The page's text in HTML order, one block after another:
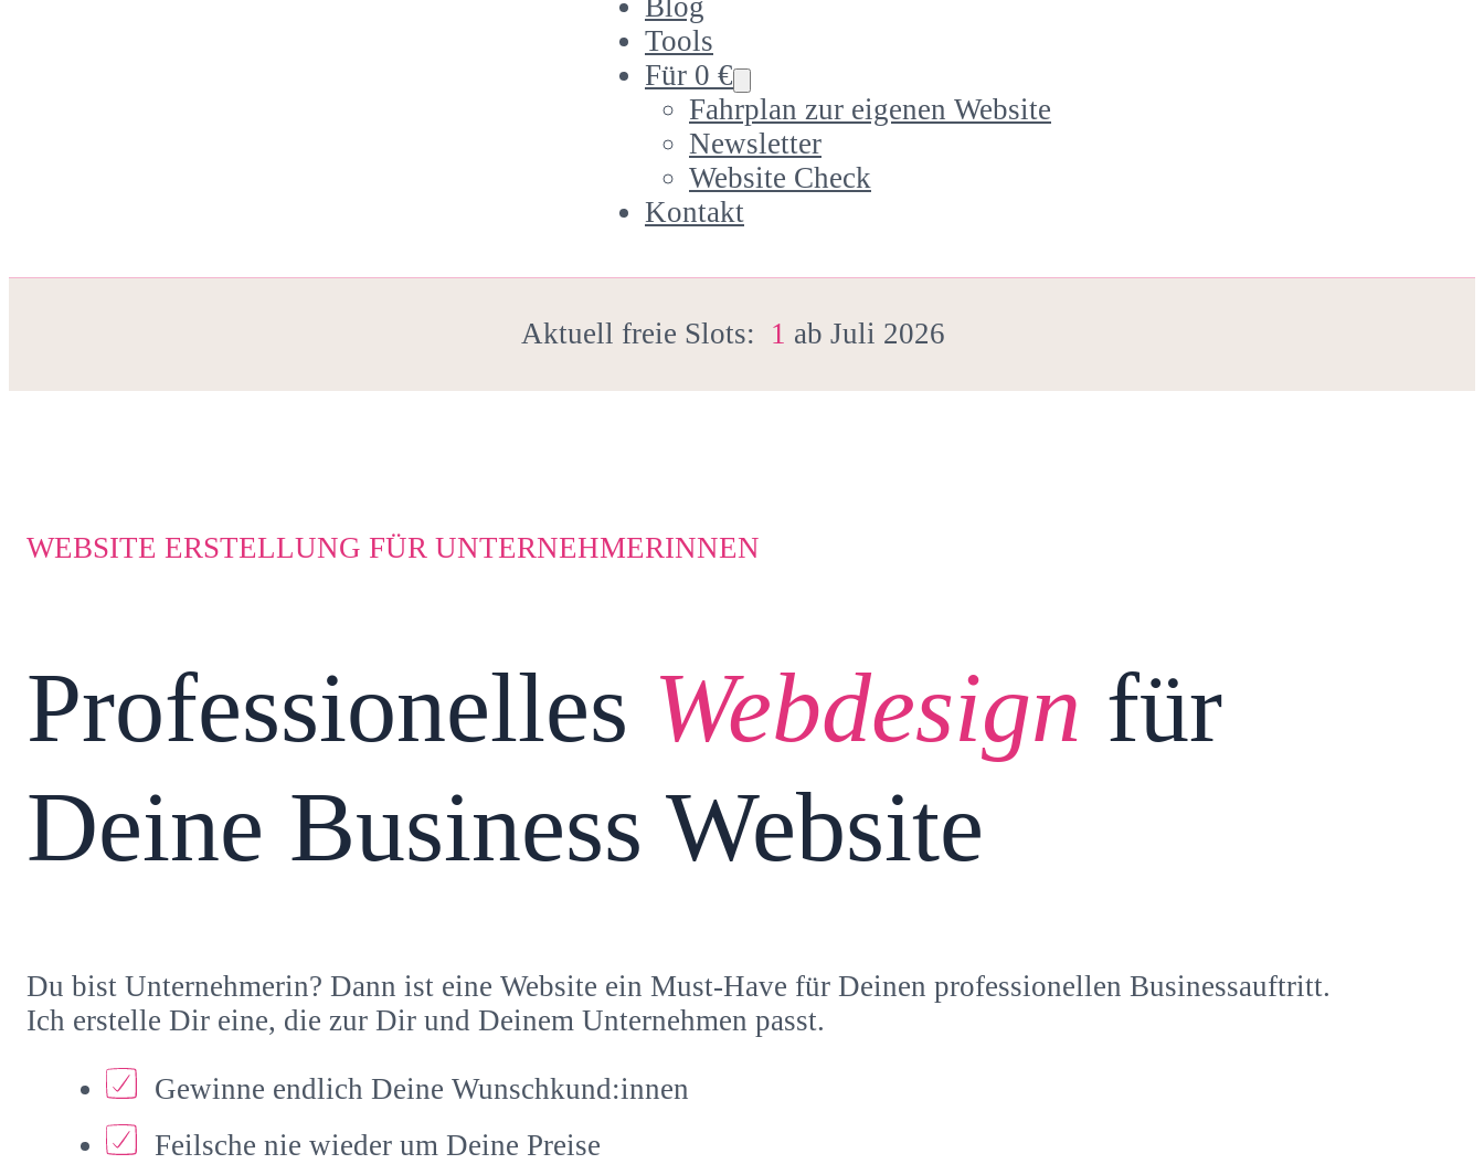
Tools
Für 0 €
Fahrplan zur eigenen Website
Newsletter
Website Check
Kontakt
Aktuell freie Slots: 1 ab Juli 2026
WEBSITE ERSTELLUNG FÜR UNTERNEHMERINNEN
Professionelles Webdesign für
Deine Business Website
Du bist Unternehmerin? Dann ist eine Website ein Must-Have für Deinen professionellen Businessauftritt.
Ich erstelle Dir eine, die zur Dir und Deinem Unternehmen passt.
Gewinne endlich Deine Wunschkund:innen
Feilsche nie wieder um Deine Preise